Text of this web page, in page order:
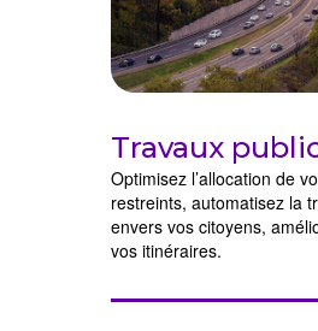
Travaux
Optimisez l’allocation de
restreints, automatisez la
envers vos citoyens,
vos itinéraires.